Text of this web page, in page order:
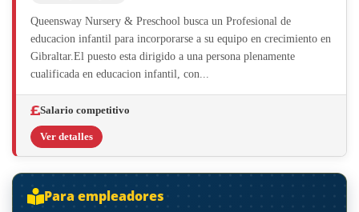
Queensway Nursery & Preschool busca un Profesional de
educacion infantil para incorporarse a su equipo en crecimiento en
Gibraltar.El puesto esta dirigido a una persona plenamente
cualificada en educacion infantil, con...
Salario competitivo
Ver detalles
Para empleadores